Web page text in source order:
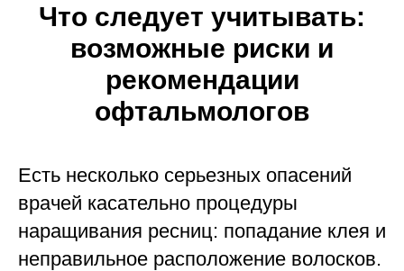
Что следует учитывать:
возможные риски и
рекомендации
офтальмологов
Есть несколько серьезных опасений
врачей касательно процедуры
наращивания ресниц: попадание клея и
неправильное расположение волосков.